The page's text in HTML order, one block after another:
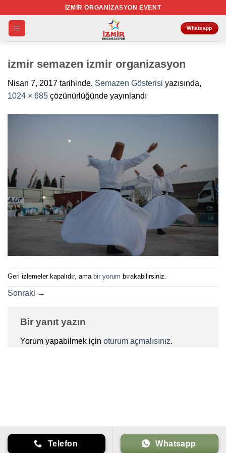
atla
İZMIR ORGANIZASYON EVENT
Whatsapp
izmir semazen izmir organizasyon
Nisan 7, 2017 tarihinde, Semazen Gösterisi yazısında,
1024 × 685 çözünürlüğünde yayınlandı
Geri izlemeler kapalıdır, ama bir yorum bırakabilirsiniz.
Sonraki →
Bir yanıt yazın
Yorum yapabilmek için oturum açmalısınız.
Telefon Whatsapp